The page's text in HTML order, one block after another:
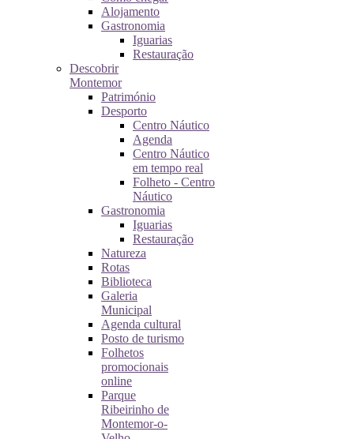
Alojamento
Gastronomia
Iguarias
Restauração
Descobrir
Montemor
Património
Desporto
Centro Náutico
Agenda
Centro Náutico
em tempo real
Folheto - Centro
Náutico
Gastronomia
Iguarias
Restauração
Natureza
Rotas
Biblioteca
Galeria
Municipal
Agenda cultural
Posto de turismo
Folhetos
promocionais
online
Parque
Ribeirinho de
Montemor-o-